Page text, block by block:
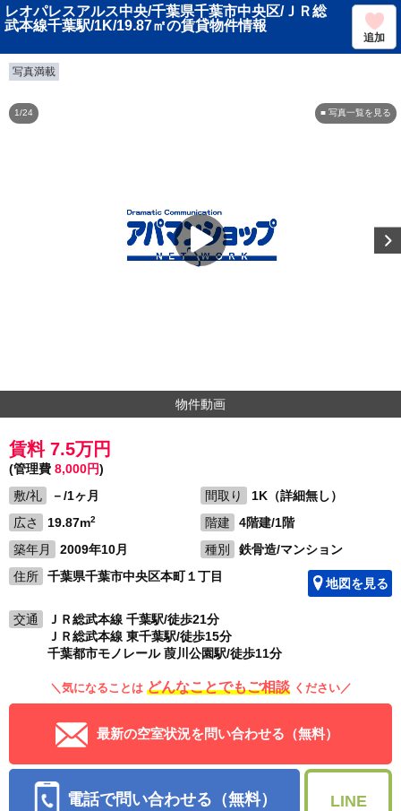
レオパレスアルス中央/千葉県千葉市中央区/ＪＲ総
武本線千葉駅/1K/19.87㎡の賃貸物件情報
追加
写真満載
■ 写真一覧を見る
1/24
物件動画
賃料 7.5万円
(管理費 8,000円)
敷/礼
－/1ヶ月 間取り
1K（詳細無し）
広さ
19.87m2 階建
4階建/1階
築年月
2009年10月 種別
鉄骨造/マンション
住所
千葉県千葉市中央区本町１丁目 地図を見る
交通
ＪＲ総武本線 千葉駅/徒歩21分
ＪＲ総武本線 東千葉駅/徒歩15分
千葉都市モノレール 葭川公園駅/徒歩11分
＼気になることは どんなことでもご相談 ください／
最新の空室状況を問い合わせる（無料）
電話で問い合わせる（無料） LINE